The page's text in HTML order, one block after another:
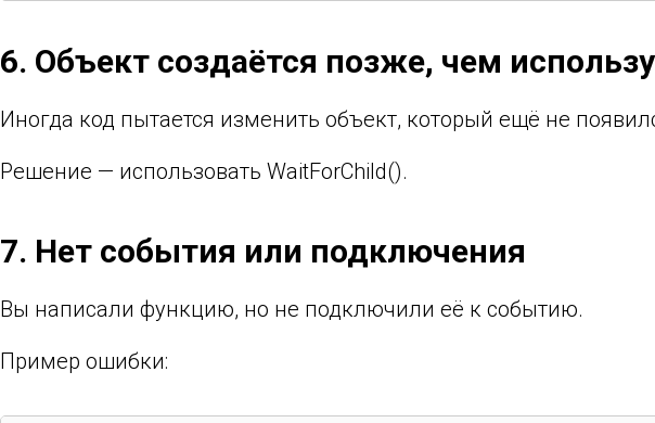
6. Объект создаётся позже, чем
Иногда код пытается изменить объект, который ещё не
Решение — использовать WaitForChild().
7. Нет события или подключения
Вы написали функцию, но не подключили её к событию.
Пример ошибки: